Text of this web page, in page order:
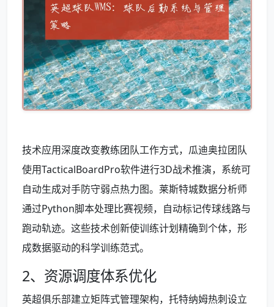
技术应用深度改变教练团队工作方式，瓜迪奥拉团队
使用TacticalBoardPro软件进行3D战术推演，系统可
自动生成对手防守弱点热力图。莱斯特城数据分析师
通过Python脚本处理比赛视频，自动标记传球线路与
跑动轨迹。这些技术创新使训练计划精确到个体，形
成数据驱动的科学训练范式。
2、资源调度体系优化
英超俱乐部建立矩阵式管理架构，托特纳姆热刺设立